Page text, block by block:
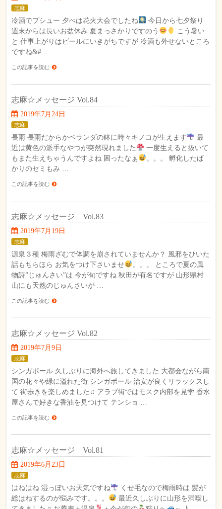
志麻
冷酒でプシュー 夕べは花火大会でしたね
今日から七夕祭り
週末からは長いお盆休み 夏まっさかりですのう
こう暑い
と 仕事上がりはビールにいきがちですが 冷酒も外せないところ
ですね&# …
この記事を読む
志麻☆メッセージ Vol.84
2019年7月24日
志麻
長雨 長雨だからかベランダの鉢に時々キノコが生えます
最
近は黄色の派手なやつが突然現れました
一度生えると抜いて
もまた生えちゃうんですよね 困ったなぁ
。。。 孵化したば
かりのセミもみ …
この記事を読む
志麻☆メッセージ Vol.83
2019年7月19日
志麻
源泉３種 梅雨ざむで体調を崩されていませんか？ 風邪をひいた
話もちらほら お気をつけ下さいませ
。。。 ところで夏の風
物詩”じゅんさい”は 今が旬ですね 秋田が有名ですが 山形県村
山にも天然のじゅんさいが …
この記事を読む
志麻☆メッセージ Vol.82
2019年7月9日
志麻
シンガポール 久しぶりに海外へ旅してきました 大都会ながら南
国の花々や緑に溢れた街 シンガポール 治安が良くリラックスし
て 街歩きを楽しめました♫ アラブ街ではモスク内部を見学 香水
屋さんで好きな香油を見つけて テンショ …
この記事を読む
志麻☆メッセージ Vol.81
2019年6月23日
志麻
はねはね 湿っぽいお天気ですね
くせ毛なので梅雨時は 髪が
総はねするのが悩みです。。。
最近久しぶりに山形を満喫し